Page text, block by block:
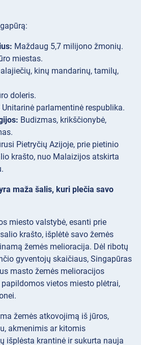
Maždaug 5,7 milijono žmonių.
miestas.
kinų mandarinų, tamilų,
doleris.
Unitarinė parlamentinė respublika.
Budizmas, krikščionybė,
Pietryčių Azijoje, prie pietinio
krašto, nuo Malaizijos atskirta
maža šalis, kuri plečia savo
miesto valstybė, esanti prie
krašto, išplėtė savo žemės
žemės melioracija. Dėl ribotų
gyventojų skaičiaus, Singapūras
masto žemės melioracijos
vietos miesto plėtrai,
žemės atkovojimą iš jūros,
akmenimis ar kitomis
išplėsta krantinė ir sukurta nauja